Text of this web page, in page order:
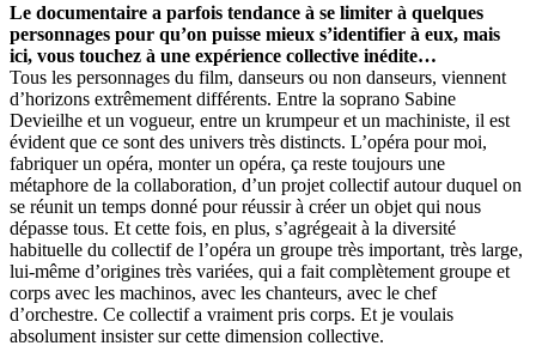
Le documentaire a parfois tendance à se limiter à quelques
personnages pour qu’on puisse mieux s’identifier à eux, mais
ici, vous touchez à une expérience collective inédite…
Tous les personnages du film, danseurs ou non danseurs, viennent
d’horizons extrêmement différents. Entre la soprano Sabine
Devieilhe et un vogueur, entre un krumpeur et un machiniste, il est
évident que ce sont des univers très distincts. L’opéra pour moi,
fabriquer un opéra, monter un opéra, ça reste toujours une
métaphore de la collaboration, d’un projet collectif autour duquel on
se réunit un temps donné pour réussir à créer un objet qui nous
dépasse tous. Et cette fois, en plus, s’agrégeait à la diversité
habituelle du collectif de l’opéra un groupe très important, très large,
lui-même d’origines très variées, qui a fait complètement groupe et
corps avec les machinos, avec les chanteurs, avec le chef
d’orchestre. Ce collectif a vraiment pris corps. Et je voulais
absolument insister sur cette dimension collective.